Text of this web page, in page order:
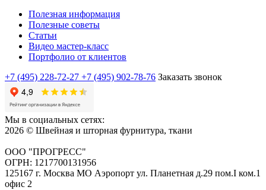
Полезная информация
Полезные советы
Статьи
Видео мастер-класс
Портфолио от клиентов
+7 (495) 228-72-27 +7 (495) 902-78-76 Заказать звонок
Мы в социальных сетях:
2026 © Швейная и шторная фурнитура, ткани
ООО "ПРОГРЕСС"
ОГРН: 1217700131956
125167 г. Москва МО Аэропорт ул. Планетная д.29 пом.I ком.1
офис 2